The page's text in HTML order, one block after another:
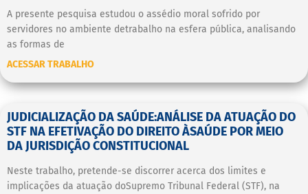
A presente pesquisa estudou o assédio moral sofrido por
servidores no ambiente detrabalho na esfera pública, analisando
as formas de
ACESSAR TRABALHO
JUDICIALIZAÇÃO DA SAÚDE:ANÁLISE DA ATUAÇÃO DO
STF NA EFETIVAÇÃO DO DIREITO ÀSAÚDE POR MEIO
DA JURISDIÇÃO CONSTITUCIONAL
Neste trabalho, pretende-se discorrer acerca dos limites e
implicações da atuação doSupremo Tribunal Federal (STF), na